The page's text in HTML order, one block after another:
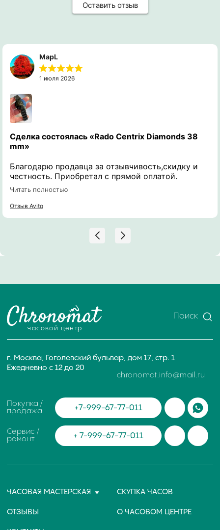
Оставить отзыв
MapL
1 июля 2026
Сделка состоялась «Rado Centrix Diamonds 38
mm»
Благодарю продавца за отзывчивость,скидку и
честность. Приобретал с прямой оплатой.
Получил именно те часы о которых
интересовался и задавал вопросы. Рекомендую к
сотрудничеству!
Читать полностью
Отзыв Avito